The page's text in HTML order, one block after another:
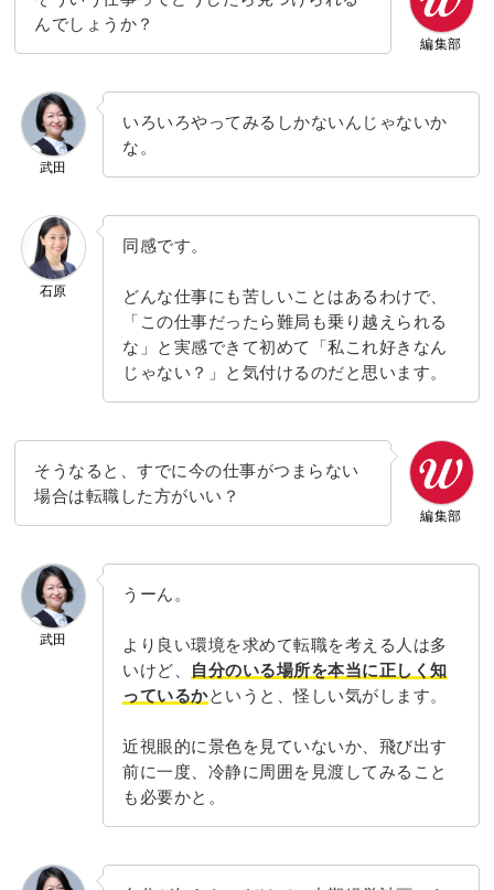
編集部
んでしょうか？
武田
いろいろやってみるしかないんじゃないか
な。
石原
同感です。
どんな仕事にも苦しいことはあるわけで、
「この仕事だったら難局も乗り越えられる
な」と実感できて初めて「私これ好きなん
じゃない？」と気付けるのだと思います。
編集部
そうなると、すでに今の仕事がつまらない
場合は転職した方がいい？
武田
うーん。
より良い環境を求めて転職を考える人は多
いけど、
自分のいる場所を本当に正しく知
っているかというと、怪しい気がします。
近視眼的に景色を見ていないか、飛び出す
前に一度、冷静に周囲を見渡してみること
も必要かと。